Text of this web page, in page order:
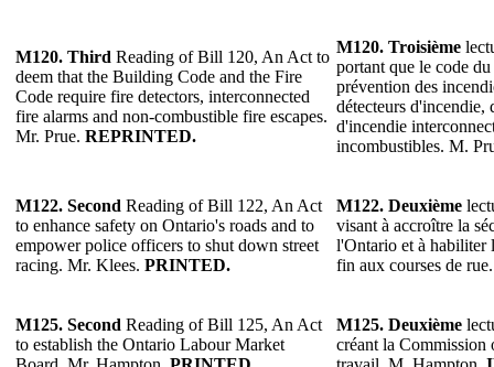
M120. Third Reading of Bill 120, An Act to
deem that the Building Code and the Fire
Code require fire detectors, interconnected
fire alarms and non-combustible fire escapes.
Mr. Prue. REPRINTED.
M120. Troisième
portant que le code
prévention des
détecteurs d'incendie,
d'incendie
incombustibles. M.
M122. Second Reading of Bill 122, An Act
to enhance safety on Ontario's roads and to
empower police officers to shut down street
racing. Mr. Klees. PRINTED.
M122. Deuxième
visant à accroître la
l'Ontario et à habiliter
fin aux courses de
M125. Second Reading of Bill 125, An Act
to establish the Ontario Labour Market
M125. Deuxième
créant la Commission